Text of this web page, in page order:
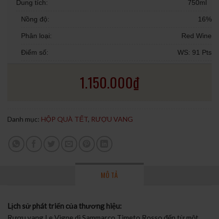
Dung tích: 750ml
Nồng độ: 16%
Phân loại: Red Wine
Điểm số: WS: 91 Pts
1.150.000₫
Danh mục: HỘP QUÀ TẾT, RƯỢU VANG
MÔ TẢ
Lịch sử phát triển của thương hiệu: